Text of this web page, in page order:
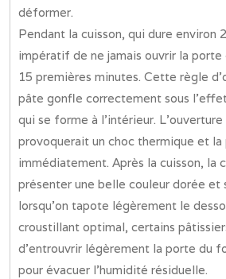
déformer.
Pendant la cuisson, qui dure environ
impératif de ne jamais ouvrir la porte
15 premières minutes. Cette règle
pâte gonfle correctement sous
qui se forme à l’intérieur.
provoquerait un choc thermique et
immédiatement. Après la cuisson, la
présenter une belle couleur dorée et
lorsqu’on tapote légèrement le
croustillant optimal, certains
d’entrouvrir légèrement la porte du
pour évacuer l’humidité résiduelle.